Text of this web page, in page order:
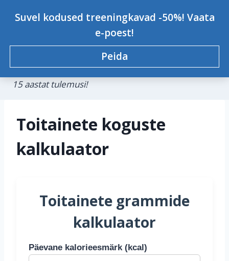
Personaaltreener Kristjan-
Johannes Konsap
Treeningkavad, personaaltreeningud,
koolitused.
15 aastat tulemusi!
Toitainete koguste
kalkulaator
Toitainete grammide
kalkulaator
Päevane kalorieesmärk (kcal)
Suvel kodused treeningkavad -50%! Vaata
e-poest!
Peida